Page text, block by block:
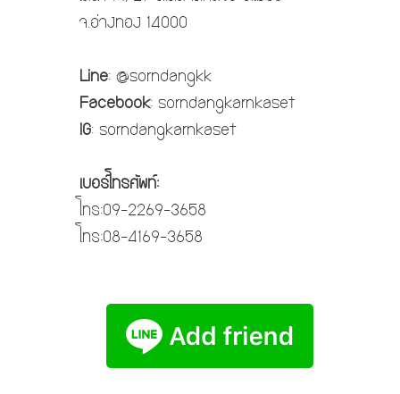
จ.อ่างทอง 14000
Line: @sorndangkk
Facebook: sorndangkarnkaset
IG: sorndangkarnkaset
เบอร์โทรศัพท์:
โทร:09-2269-3658
โทร:08-4169-3658